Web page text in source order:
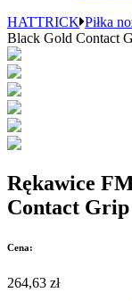
HATTRICK Piłka
Black Gold Contact
Rękawice
Contact Grip
Cena:
264,63 zł